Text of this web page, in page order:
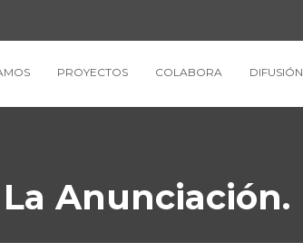
PROYECTOS COLABORA DIFUSIÓN
Anunciación.